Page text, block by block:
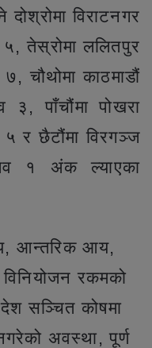
विराटनगर
तेस्रोमा ललितपुर
चौथोमा काठमाडौं
३, पाँचौंमा पोखरा
र छैटौंमा विरगञ्ज
१ अंक ल्याएका
आन्तरिक आय,
रकमको
सञ्चित कोषमा
अवस्था, पूर्ण